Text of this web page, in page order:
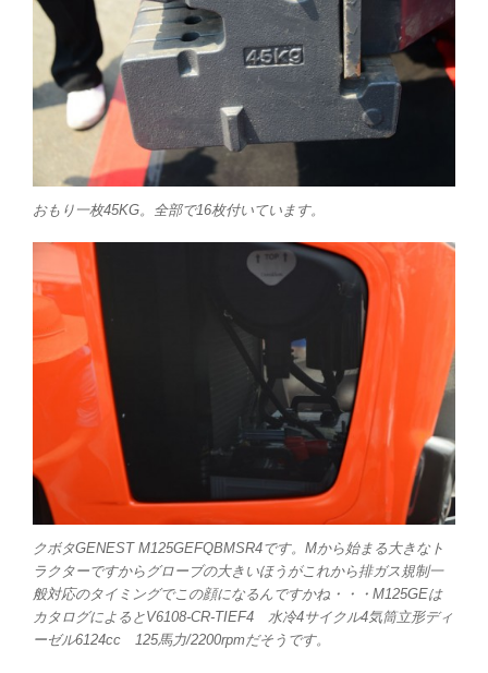
おもり一枚45KG。全部で16枚付いています。
クボタGENEST M125GEFQBMSR4です。Mから始まる大きなト
ラクターですからグローブの大きいほうがこれから排ガス規制一
般対応のタイミングでこの顔になるんですかね・・・M125GEは
カタログによるとV6108-CR-TIEF4 水冷4サイクル4気筒立形ディ
ーゼル6124cc 125馬力/2200rpmだそうです。